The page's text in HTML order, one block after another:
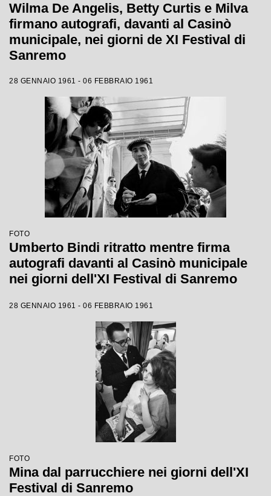
Wilma De Angelis, Betty Curtis e Milva
firmano autografi, davanti al Casinò
municipale, nei giorni de XI Festival di
Sanremo
28 GENNAIO 1961 - 06 FEBBRAIO 1961
FOTO
Umberto Bindi ritratto mentre firma
autografi davanti al Casinò municipale
nei giorni dell'XI Festival di Sanremo
28 GENNAIO 1961 - 06 FEBBRAIO 1961
FOTO
Mina dal parrucchiere nei giorni dell'XI
Festival di Sanremo